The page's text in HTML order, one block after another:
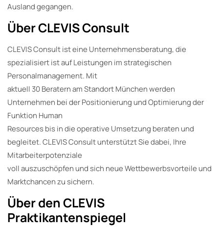
Ausland gegangen.
Über CLEVIS Consult
CLEVIS Consult ist eine Unternehmensberatung, die
spezialisiert ist auf Leistungen im strategischen
Personalmanagement. Mit
aktuell 30 Beratern am Standort München werden
Unternehmen bei der Positionierung und Optimierung der
Funktion Human
Resources bis in die operative Umsetzung beraten und
begleitet. CLEVIS Consult unterstützt Sie dabei, Ihre
Mitarbeiterpotenziale
voll auszuschöpfen und sich neue Wettbewerbsvorteile und
Marktchancen zu sichern.
Über den CLEVIS
Praktikantenspiegel